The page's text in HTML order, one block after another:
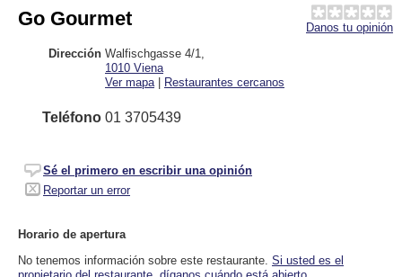
Danos tu opinión
Go Gourmet
Dirección Walfischgasse 4/1
1010 Viena
Ver mapa | Restaurantes cercanos
Teléfono 01 3705439
Sé el primero en escribir una opinión
Reportar un error
Horario de apertura
No tenemos información sobre este restaurante. Si usted es el